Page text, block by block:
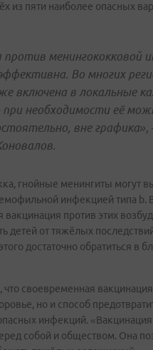
из пяти наиболее опасных
против менингококковой
Во многих
включена в локальные
при необходимости её
вне
гнойные менингиты могут
инфекцией типа b.
вакцинация против этих
детей от тяжёлых
достаточно обратиться в
что своевременная
но и способ
инфекций.
собой и обществом. Она